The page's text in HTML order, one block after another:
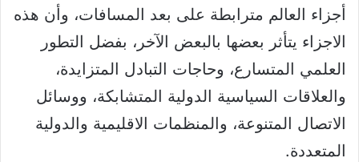
أجزاء العالم مترابطة على بعد المسافات، وأن هذه
الاجزاء يتأثر بعضها بالبعض الآخر، بفضل التطور
العلمي المتسارع، وحاجات التبادل المتزايدة،
والعلاقات السياسية الدولية المتشابكة، ووسائل
الاتصال المتنوعة، والمنظمات الاقليمية والدولية
المتعددة.